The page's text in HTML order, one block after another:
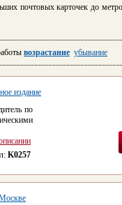
почтовых карточек до
возрастание убывание
издание
по
K0257